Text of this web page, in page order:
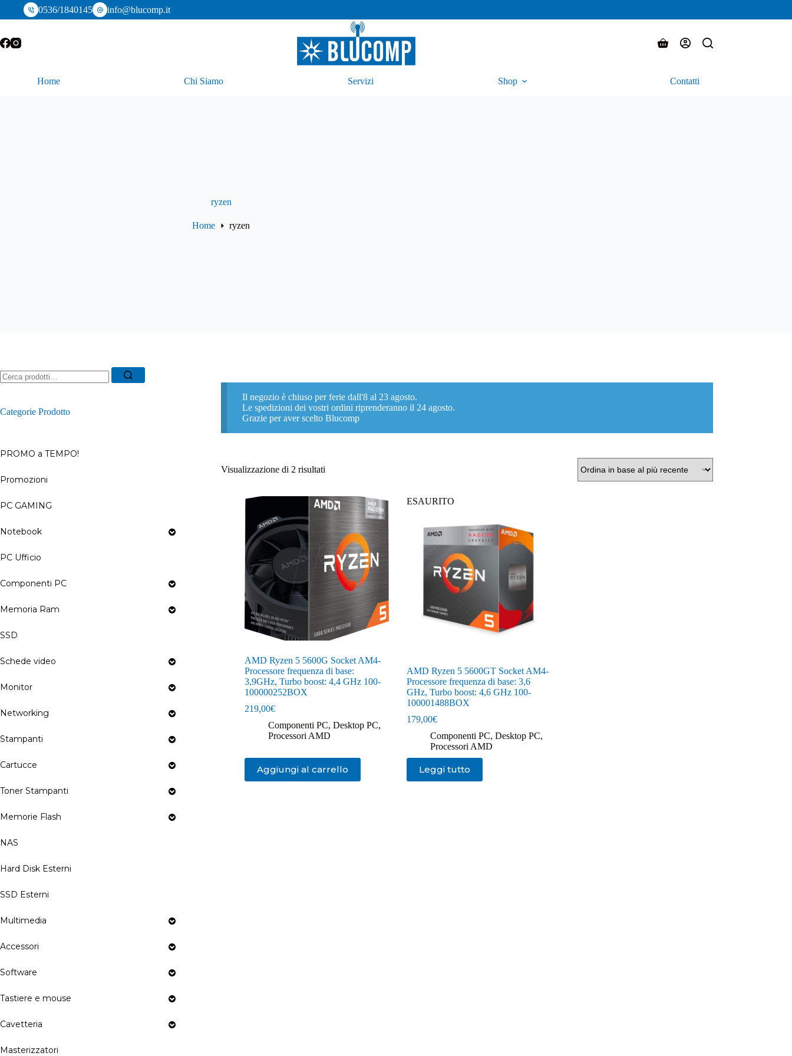
0536/1840145 info@blucomp.it
Carrello
Home Chi Siamo Servizi Shop Contatti
ryzen
Home ryzen
Il negozio è chiuso per ferie dall'8 al 23 agosto.
Le spedizioni dei vostri ordini riprenderanno il 24 agosto.
Grazie per aver scelto Blucomp
Visualizzazione di 2 risultatiOrdina
al
più
AMD Ryzen 5 5600G Socket AM4-
Processore frequenza di base:
3,9GHz, Turbo boost: 4,4 GHz 100-
100000252BOX
219,00€
Componenti PC, Desktop PC,
Processori AMD
Aggiungi al carrello
ESAURITO
AMD Ryzen 5 5600GT Socket AM4-
Processore frequenza di base: 3,6
GHz, Turbo boost: 4,6 GHz 100-
100001488BOX
179,00€
Componenti PC, Desktop PC,
Processori AMD
Leggi tutto
Ricerca
per:
Categorie Prodotto
PROMO a TEMPO!
Promozioni
–
PC GAMING
Notebook
PC Ufficio
Componenti PC
Memoria Ram
SSD
Schede video
Monitor
Networking
Stampanti
Cartucce
Toner Stampanti
Memorie Flash
NAS
Hard Disk Esterni
SSD Esterni
Multimedia
Accessori
Software
Tastiere e mouse
Cavetteria
Masterizzatori